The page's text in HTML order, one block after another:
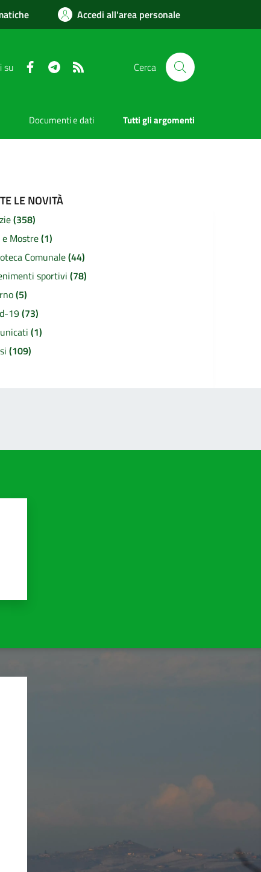
Accedi all'area personale
su FacebookTelegram Cerca
Documenti e dati Tutti gli argomenti
LE NOVITÀ
(358)
e Mostre(1)
Comunale(44)
sportivi(78)
(5)
19(73)
(1)
(109)